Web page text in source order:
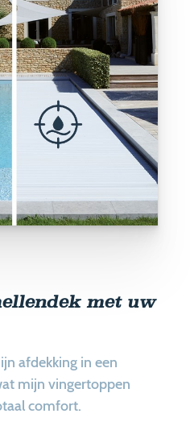
met uw
afdekking in een
mijn vingertoppen
comfort.